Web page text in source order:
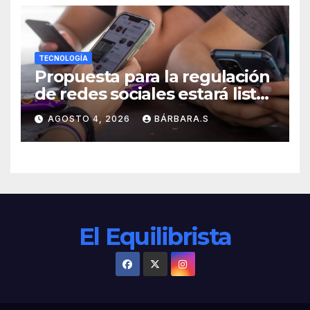
TECNOLOGÍA
Propuesta para la regulación
de redes sociales estará lista
a finales de agosto:
Sheinbaum
AGOSTO 4, 2026 BÁRBARA.S
El Equilibrista